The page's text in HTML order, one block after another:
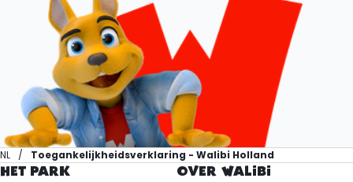
NL
Toegankelijkheidsverklaring - Walibi Holland
HET PARK
OVER WALIBI